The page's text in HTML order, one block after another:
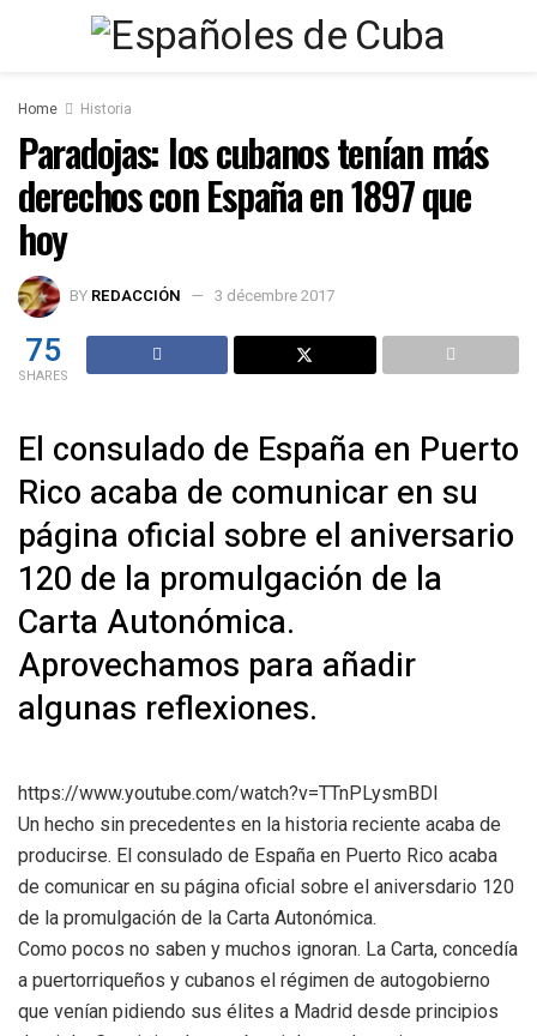
Home Historia
Paradojas: los cubanos tenían más
derechos con España en 1897 que
hoy
BY REDACCIÓN 3 décembre 2017
75
SHARES
El consulado de España en Puerto
Rico acaba de comunicar en su
página oficial sobre el aniversario
120 de la promulgación de la
Carta Autonómica.
Aprovechamos para añadir
algunas reflexiones.
https://www.youtube.com/watch?v=TTnPLysmBDI
Un hecho sin precedentes en la historia reciente acaba de
producirse. El consulado de España en Puerto Rico acaba
de comunicar en su página oficial sobre el aniversdario 120
de la promulgación de la Carta Autonómica.
Como pocos no saben y muchos ignoran. La Carta, concedía
a puertorriqueños y cubanos el régimen de autogobierno
que venían pidiendo sus élites a Madrid desde principios